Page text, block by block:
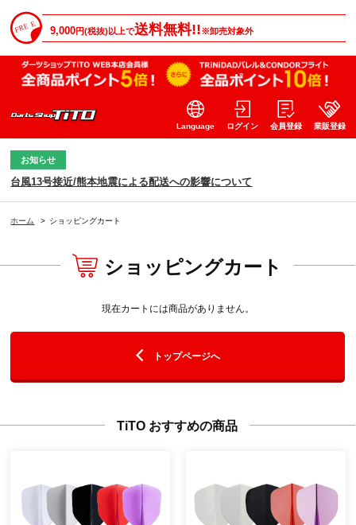
9,000円(税抜)以上で送料無料!!※卸売対象外
Language ログイン 会員登録 業販登録
お知らせ
台風13号接近/熊本地震による配送への影響について
ホーム > ショッピングカート
ショッピングカート
現在カートには商品がありません。
トップページへ
TiTO おすすめの商品